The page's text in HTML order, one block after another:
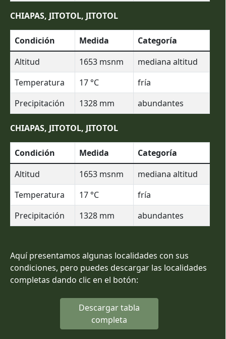
CHIAPAS, JITOTOL, JITOTOL
Condición Medida
Categoría
Altitud
1653 msnm
mediana altitud
Temperatura
17 °C
fría
Precipitación
1328 mm abundantes
CHIAPAS, JITOTOL, JITOTOL
Condición Medida
Categoría
Altitud
1653 msnm
mediana altitud
Temperatura
17 °C
fría
Precipitación
1328 mm abundantes
Aquí presentamos algunas localidades con sus
condiciones, pero puedes descargar las localidades
completas dando clic en el botón:
Descargar tabla
completa